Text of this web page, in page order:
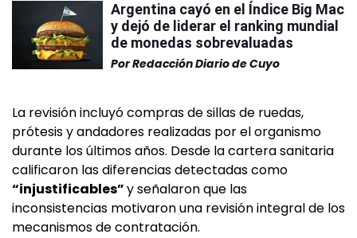
Argentina cayó en el Índice Big Mac
y dejó de liderar el ranking mundial
de monedas sobrevaluadas
PorRedacción Diario de Cuyo
La revisión incluyó compras de sillas de ruedas,
prótesis y andadores realizadas por el organismo
durante los últimos años. Desde la cartera sanitaria
calificaron las diferencias detectadas como
“injustificables”y señalaron que las
inconsistencias motivaron una revisión integral de los
mecanismos de contratación.